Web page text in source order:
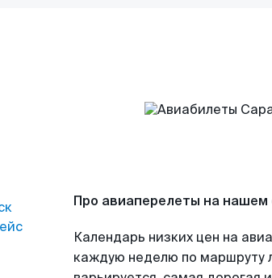
Про авиаперелеты на нашем
Календарь низких цен на
каждую неделю по маршруту